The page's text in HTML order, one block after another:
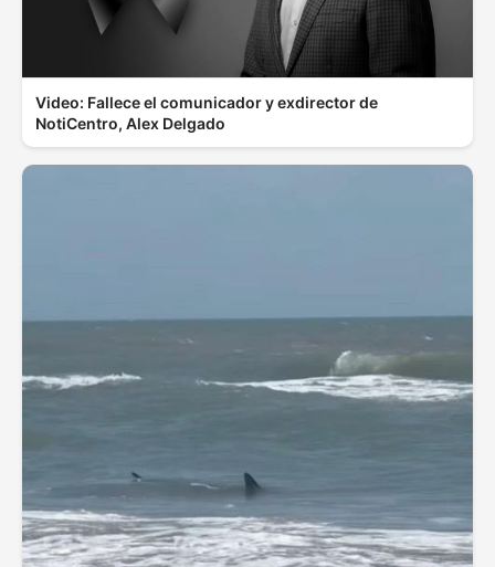
Video: Fallece el comunicador y exdirector de
NotiCentro, Alex Delgado